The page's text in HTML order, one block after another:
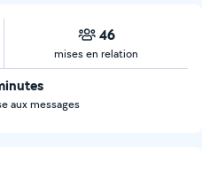
46
mises en relation
aux messages